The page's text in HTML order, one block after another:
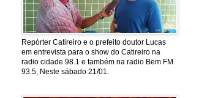
Repórter Catireiro e o prefeito doutor Lucas
em entrevista para o show do Catireiro na
radio cidade 98.1 e também na radio Bem FM
93.5, Neste sábado 21/01.